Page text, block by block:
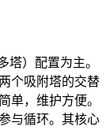
塔）配置为主。
个吸附塔的交替
单，维护方便。
与循环。其核心